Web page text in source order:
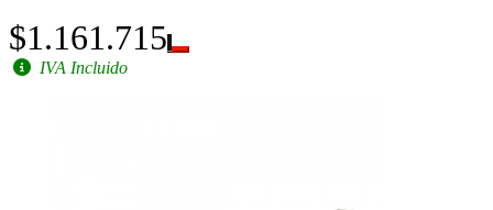
$1.161.715
IVA Incluido